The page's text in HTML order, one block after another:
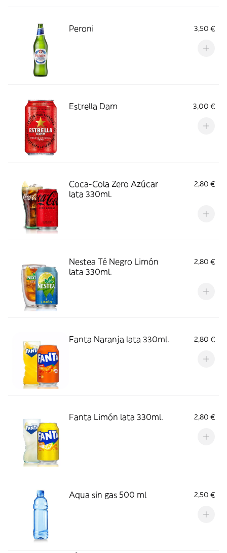
Peroni 3,50 €
Estrella Dam 3,00 €
Coca-Cola Zero Azúcar
lata 330ml.
2,80 €
Nestea Té Negro Limón
lata 330ml.
2,80 €
Fanta Naranja lata 330ml. 2,80 €
Fanta Limón lata 330ml. 2,80 €
Aqua sin gas 500 ml 2,50 €